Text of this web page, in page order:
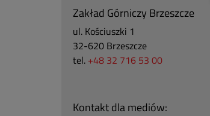
Zakład Górniczy Brzeszcze
ul. Kościuszki 1
32-620 Brzeszcze
tel. +48 32 716 53 00
Kontakt dla mediów: